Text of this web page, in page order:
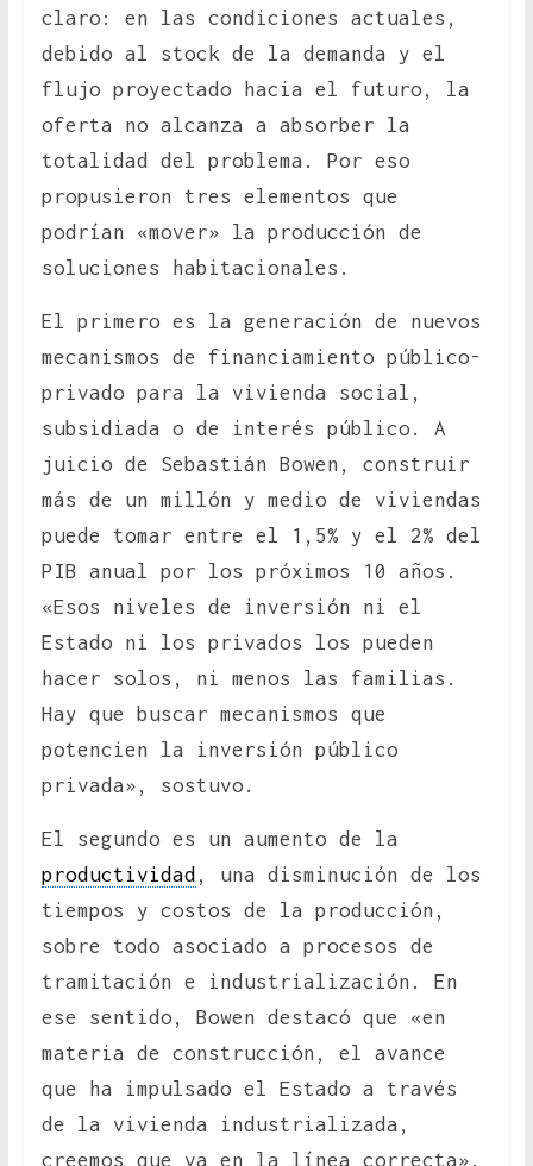
claro: en las condiciones actuales,
debido al stock de la demanda y el
flujo proyectado hacia el futuro, la
oferta no alcanza a absorber la
totalidad del problema. Por eso
propusieron tres elementos que
podrían «mover» la producción de
soluciones habitacionales.
El primero es la generación de nuevos
mecanismos de financiamiento público-
privado para la vivienda social,
subsidiada o de interés público. A
juicio de Sebastián Bowen, construir
más de un millón y medio de viviendas
puede tomar entre el 1,5% y el 2% del
PIB anual por los próximos 10 años.
«Esos niveles de inversión ni el
Estado ni los privados los pueden
hacer solos, ni menos las familias.
Hay que buscar mecanismos que
potencien la inversión público
privada», sostuvo.
El segundo es un aumento de la
productividad , una disminución de los
tiempos y costos de la producción,
sobre todo asociado a procesos de
tramitación e industrialización. En
ese sentido, Bowen destacó que «en
materia de construcción, el avance
que ha impulsado el Estado a través
de la vivienda industrializada,
creemos que va en la línea correcta».